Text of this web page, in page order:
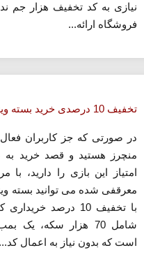
فروشگاه ارائه...
تخفیف 10 درصدی خرید بسته ویژه منچرز
در صورتی که جز کاربران
منچرز هستید و قصد خرید
امتیاز این بازی را دارید، با
معرقفی شده می توانید بسته
با تخفیف 10 درصد
است که بدون نیاز به اعمال کد...